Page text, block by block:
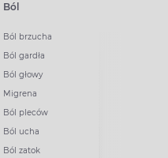
Ból
Ból brzucha
Ból gardła
Ból głowy
Migrena
Ból pleców
Ból ucha
Ból zatok